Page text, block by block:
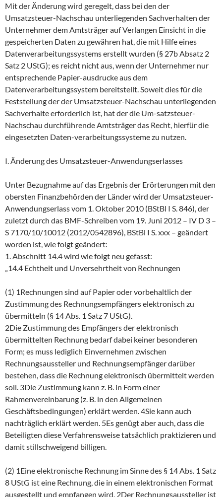
Mit der Änderung wird geregelt, dass bei den der
Umsatzsteuer-Nachschau unterliegenden Sachverhalten der
Unternehmer dem Amtsträger auf Verlangen Einsicht in die
gespeicherten Daten zu gewähren hat, die mit Hilfe eines
Datenverarbeitungssystems erstellt wurden (§ 27b Absatz 2
Satz 2 UStG); es reicht nicht aus, wenn der Unternehmer nur
entsprechende Papier-ausdrucke aus dem
Datenverarbeitungssystem bereitstellt. Soweit dies für die
Feststellung der der Umsatzsteuer-Nachschau unterliegenden
Sachverhalte erforderlich ist, hat der die Um-satzsteuer-
Nachschau durchführende Amtsträger das Recht, hierfür die
eingesetzten Daten-verarbeitungssysteme zu nutzen.
I. Änderung des Umsatzsteuer-Anwendungserlasses
Unter Bezugnahme auf das Ergebnis der Erörterungen mit den
obersten Finanzbehörden der Länder wird der Umsatzsteuer-
Anwendungserlass vom 1. Oktober 2010 (BStBl I S. 846), der
zuletzt durch das BMF-Schreiben vom 19. Juni 2012 – IV D 3 –
S 7170/10/10012 (2012/0542896), BStBl I S. xxx – geändert
worden ist, wie folgt geändert:
1. Abschnitt 14.4 wird wie folgt neu gefasst:
„14.4 Echtheit und Unversehrtheit von Rechnungen
(1) 1Rechnungen sind auf Papier oder vorbehaltlich der
Zustimmung des Rechnungsempfängers elektronisch zu
übermitteln (§ 14 Abs. 1 Satz 7 UStG).
2Die Zustimmung des Empfängers der elektronisch
übermittelten Rechnung bedarf dabei keiner besonderen
Form; es muss lediglich Einvernehmen zwischen
Rechnungsaussteller und Rechnungsempfänger darüber
bestehen, dass die Rechnung elektronisch übermittelt werden
soll. 3Die Zustimmung kann z. B. in Form einer
Rahmenvereinbarung (z. B. in den Allgemeinen
Geschäftsbedingungen) erklärt werden. 4Sie kann auch
nachträglich erklärt werden. 5Es genügt aber auch, dass die
Beteiligten diese Verfahrensweise tatsächlich praktizieren und
damit stillschweigend billigen.
(2) 1Eine elektronische Rechnung im Sinne des § 14 Abs. 1 Satz
8 UStG ist eine Rechnung, die in einem elektronischen Format
ausgestellt und empfangen wird. 2Der Rechnungsaussteller ist